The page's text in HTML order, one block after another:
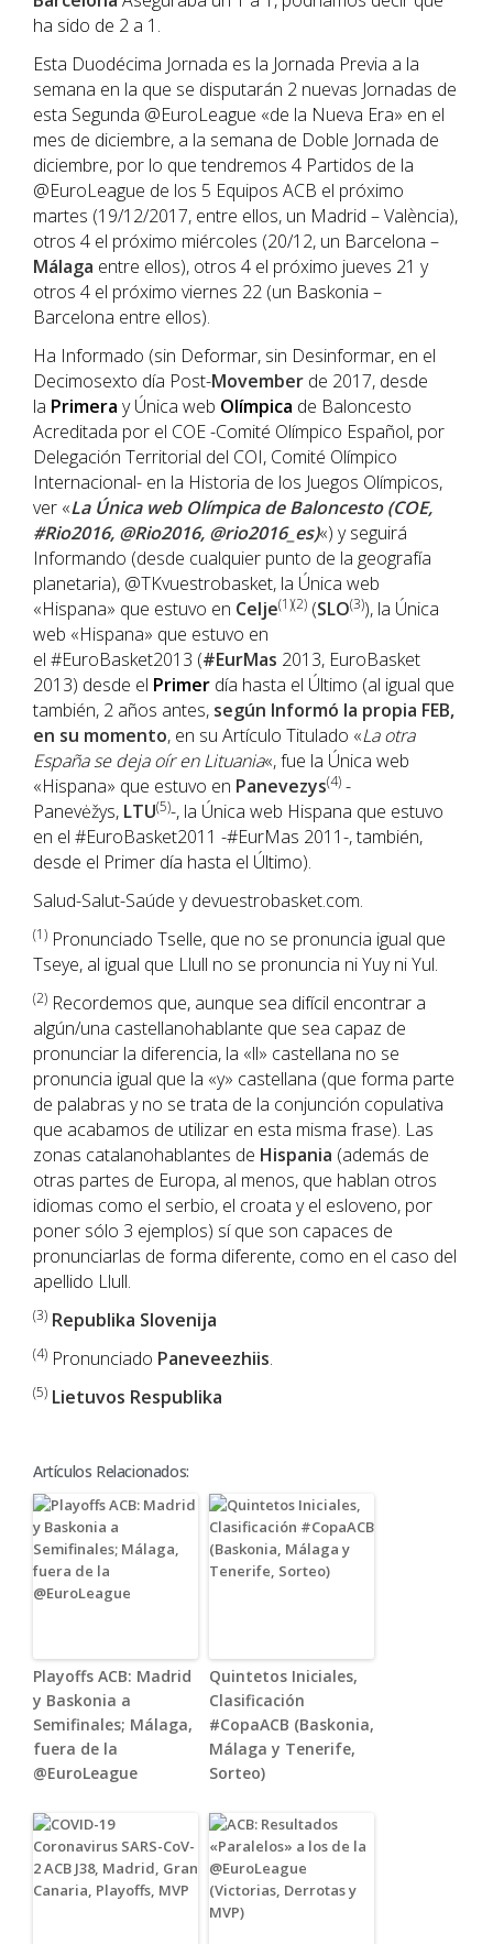
ha sido de 2 a 1.
Esta Duodécima Jornada es la Jornada Previa a la
semana en la que se disputarán 2 nuevas Jornadas de
esta Segunda @EuroLeague «de la Nueva Era» en el
mes de diciembre, a la semana de Doble Jornada de
diciembre, por lo que tendremos 4 Partidos de la
@EuroLeague de los 5 Equipos ACB el próximo
martes (19/12/2017, entre ellos, un Madrid – València),
otros 4 el próximo miércoles (20/12, un Barcelona –
Málaga entre ellos), otros 4 el próximo jueves 21 y
otros 4 el próximo viernes 22 (un Baskonia –
Barcelona entre ellos).
Ha Informado (sin Deformar, sin Desinformar, en el
Decimosexto día Post-Movember de 2017, desde
la Primera y Única web Olímpica de Baloncesto
Acreditada por el COE -Comité Olímpico Español, por
Delegación Territorial del COI, Comité Olímpico
Internacional- en la Historia de los Juegos Olímpicos,
ver «La Única web Olímpica de Baloncesto (COE,
#Rio2016, @Rio2016, @rio2016_es)«) y seguirá
Informando (desde cualquier punto de la geografía
planetaria), @TKvuestrobasket, la Única web
«Hispana» que estuvo en Celje(1)(2) (SLO(3)), la Única
web «Hispana» que estuvo en
el #EuroBasket2013 (#EurMas 2013, EuroBasket
2013) desde el Primer día hasta el Último (al igual que
también, 2 años antes, según Informó la propia FEB,
en su momento, en su Artículo Titulado «La otra
España se deja oír en Lituania«, fue la Única web
«Hispana» que estuvo en Panevezys(4) -
Panevėžys, LTU(5)-, la Única web Hispana que estuvo
en el #EuroBasket2011 -#EurMas 2011-, también,
desde el Primer día hasta el Último).
Salud-Salut-Saúde y devuestrobasket.com.
(1) Pronunciado Tselle, que no se pronuncia igual que
Tseye, al igual que Llull no se pronuncia ni Yuy ni Yul.
(2) Recordemos que, aunque sea difícil encontrar a
algún/una castellanohablante que sea capaz de
pronunciar la diferencia, la «ll» castellana no se
pronuncia igual que la «y» castellana (que forma parte
de palabras y no se trata de la conjunción copulativa
que acabamos de utilizar en esta misma frase). Las
zonas catalanohablantes de Hispania (además de
otras partes de Europa, al menos, que hablan otros
idiomas como el serbio, el croata y el esloveno, por
poner sólo 3 ejemplos) sí que son capaces de
pronunciarlas de forma diferente, como en el caso del
apellido Llull.
(3) Republika Slovenija
(4) Pronunciado Paneveezhiis.
(5) Lietuvos Respublika
Artículos Relacionados:
Playoffs ACB: Madrid
y Baskonia a
Semifinales; Málaga,
fuera de la
@EuroLeague
Quintetos Iniciales,
Clasificación
#CopaACB (Baskonia,
Málaga y Tenerife,
Sorteo)